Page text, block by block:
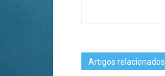
Artigos relacionados